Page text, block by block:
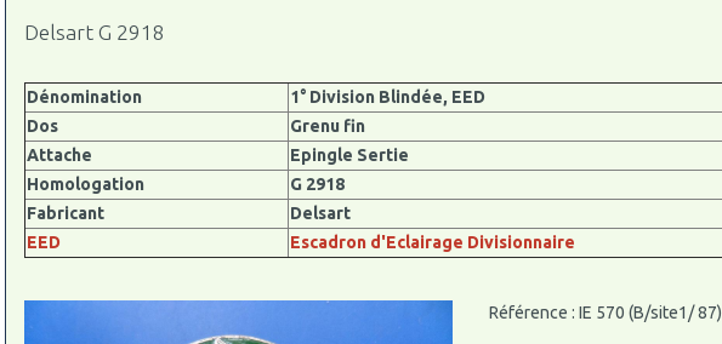
Delsart G 2918
Dénomination
1° Division Blindée, EED
Dos
Grenu fin
Attache
Epingle Sertie
Homologation
G 2918
Fabricant
Delsart
EED
Escadron d'Eclairage Divisionnaire
Référence : IE 570 (B/site1/ 87)